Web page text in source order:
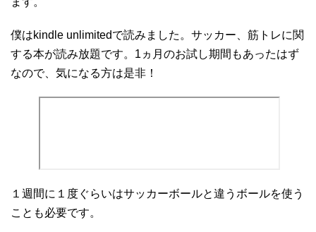
僕はkindle unlimitedで読みました。サッカー、筋トレに関
する本が読み放題です。1ヵ月のお試し期間もあったはず
なので、気になる方は是非！
１週間に１度ぐらいはサッカーボールと違うボールを使う
ことも必要です。